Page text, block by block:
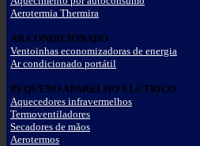
Aerotermia Thermira
AR CONDICIONADO
Ventoinhas economizadoras de energia
Ar condicionado portátil
PEQUENO APARELHO ELÉTRICO
Aquecedores infravermelhos
Termoventiladores
Secadores de mãos
Aerotermos